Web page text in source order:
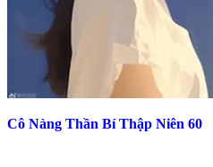
Cô Nàng Thần Bí Thập Niên 60